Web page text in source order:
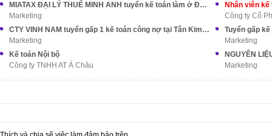
MIATAX ĐẠI LÝ THUẾ MINH ANH tuyển kế toán làm ở Đồng Nai
Marketing
Nhân viên kế
Công ty Cổ
CTY VINH NAM tuyển gấp 1 kế toán công nợ tại Tân Kim BC
Marketing
Marketing
Kế toán Nội bộ
Công ty TNHH AT Á Châu
NGUYÊN
Marketing